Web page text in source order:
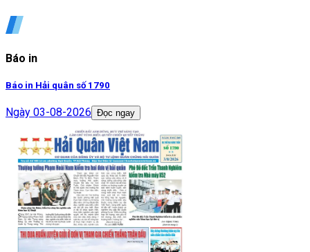
Báo in
Báo in Hải quân số 1790
Ngày 03-08-2026 Đọc ngay